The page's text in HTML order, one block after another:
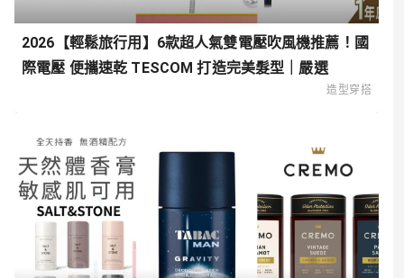
2026【輕鬆旅行用】6款超人氣雙電壓吹風機推薦！國
際電壓 便攜速乾 TESCOM 打造完美髮型｜嚴選
造型穿搭